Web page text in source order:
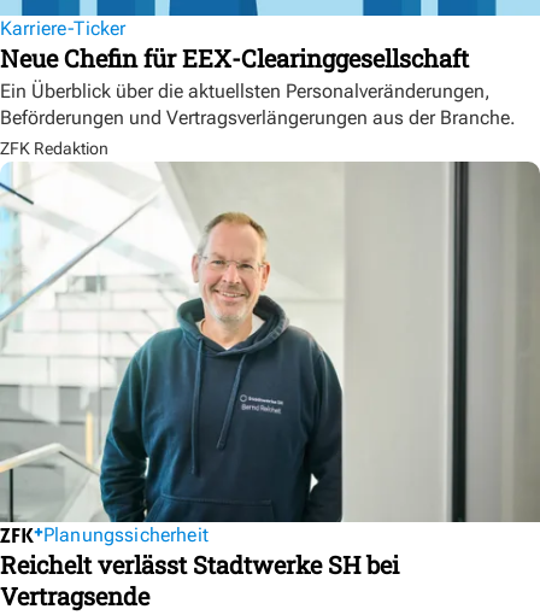
Karriere-Ticker
Neue Chefin für EEX-Clearinggesellschaft
Ein Überblick über die aktuellsten Personalveränderungen,
Beförderungen und Vertragsverlängerungen aus der Branche.
ZFK Redaktion
Planungssicherheit
Reichelt verlässt Stadtwerke SH bei
Vertragsende